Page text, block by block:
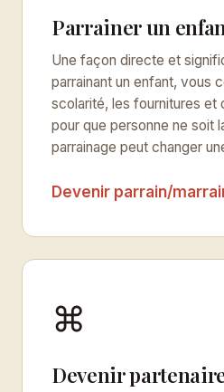
Parrainer un
Une façon directe et
parrainant un enfant, vous
scolarité, les fournitures
pour que personne ne soit
parrainage peut changer
Devenir parrain/
⌘
Devenir